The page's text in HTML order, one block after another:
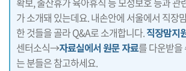
가 소개돼 있는데요. 내손안에 서울에서 직장
한 것들을 골라 Q&A로 소개합니다.직장맘지
센터소식→자료실에서 원문 자료를 다운받을
는 분들은 참고하세요.